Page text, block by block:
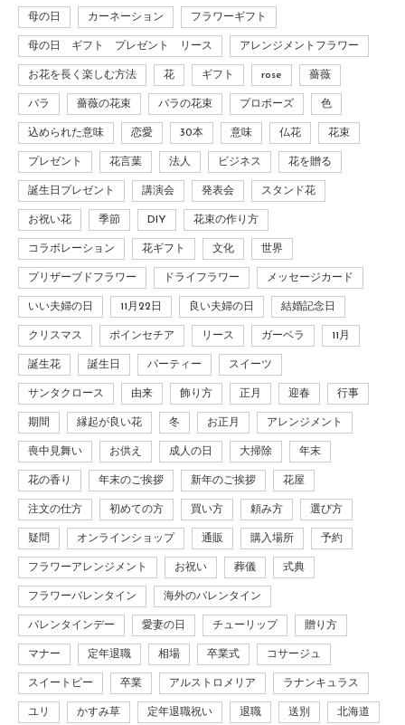
母の日 カーネーション フラワーギフト
母の日 ギフト プレゼント リース アレンジメントフラワー
お花を長く楽しむ方法 花 ギフト rose 薔薇
バラ 薔薇の花束 バラの花束 プロポーズ 色
込められた意味 恋愛 30本 意味 仏花 花束
プレゼント 花言葉 法人 ビジネス 花を贈る
誕生日プレゼント 講演会 発表会 スタンド花
お祝い花 季節 DIY 花束の作り方
コラボレーション 花ギフト 文化 世界
プリザーブドフラワー ドライフラワー メッセージカード
いい夫婦の日 11月22日 良い夫婦の日 結婚記念日
クリスマス ポインセチア リース ガーベラ 11月
誕生花 誕生日 パーティー スイーツ
サンタクロース 由来 飾り方 正月 迎春 行事
期間 縁起が良い花 冬 お正月 アレンジメント
喪中見舞い お供え 成人の日 大掃除 年末
花の香り 年末のご挨拶 新年のご挨拶 花屋
注文の仕方 初めての方 買い方 頼み方 選び方
疑問 オンラインショップ 通販 購入場所 予約
フラワーアレンジメント お祝い 葬儀 式典
フラワーバレンタイン 海外のバレンタイン
バレンタインデー 愛妻の日 チューリップ 贈り方
マナー 定年退職 相場 卒業式 コサージュ
スイートピー 卒業 アルストロメリア ラナンキュラス
ユリ かすみ草 定年退職祝い 退職 送別 北海道